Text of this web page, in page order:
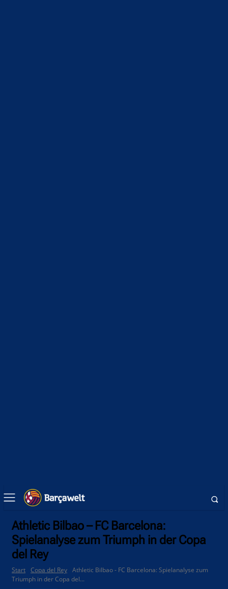
Athletic Bilbao – FC Barcelona:
Spielanalyse zum Triumph in der Copa
del Rey
Start Copa del Rey Athletic Bilbao - FC Barcelona: Spielanalyse zum
Triumph in der Copa del...